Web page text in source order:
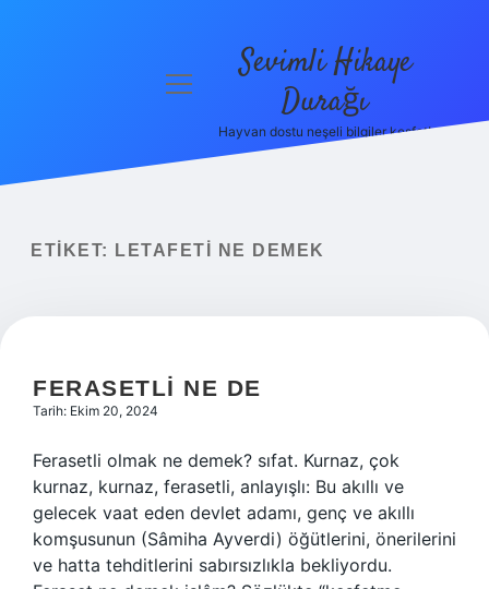
menüyü
Sevimli Hikaye
Durağı
Hayvan dostu neşeli bilgiler keşfet!
ETIKET: LETAFETI NE DEMEK
FERASETLI NE DE
Tarih: Ekim 20, 2024
Ferasetli olmak ne demek? sıfat. Kurnaz, çok
kurnaz, kurnaz, ferasetli, anlayışlı: Bu akıllı ve
gelecek vaat eden devlet adamı, genç ve akıllı
komşusunun (Sâmiha Ayverdi) öğütlerini, önerilerini
ve hatta tehditlerini sabırsızlıkla bekliyordu.